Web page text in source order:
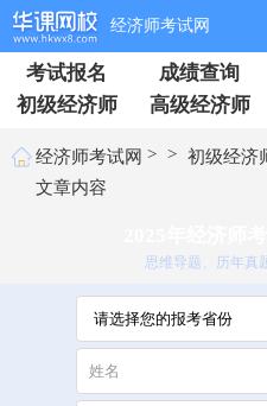
经济师考试网
考试报名 成绩查询
初级经济师
高级经济师
经济师考试网 > > 初级经济
文章内容
思维导题、历年真